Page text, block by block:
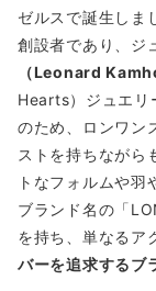
ゼルスで誕生しま
創設者であり、ジ
（Leonard
Hearts）ジュエリ
のため、ロンワン
ストを持ちながら
トなフォルムや羽
ブランド名の「
を持ち、単なるア
バーを追求するブ